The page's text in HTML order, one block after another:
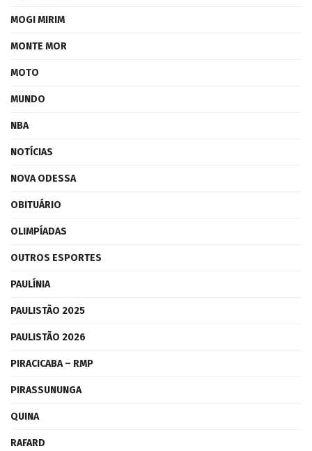
MOGI MIRIM
MONTE MOR
MOTO
MUNDO
NBA
NOTÍCIAS
NOVA ODESSA
OBITUÁRIO
OLIMPÍADAS
OUTROS ESPORTES
PAULÍNIA
PAULISTÃO 2025
PAULISTÃO 2026
PIRACICABA – RMP
PIRASSUNUNGA
QUINA
RAFARD